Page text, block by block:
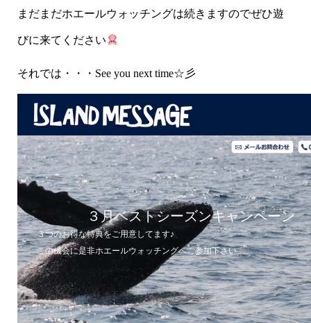
まだまだホエールウォッチングは続きますのでぜひ遊
びに来てください
それでは・・・See you next time☆彡